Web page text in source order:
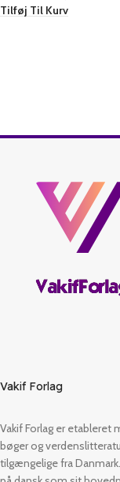
Tilføj Til Kurv
Vakif Forlag
Vakif Forlag er etableret
bøger og
tilgængelige fra